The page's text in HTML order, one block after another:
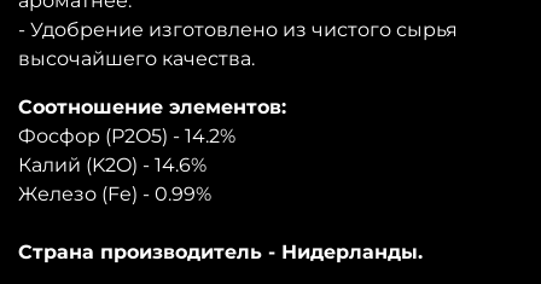
- Удобрение изготовлено из чистого сырья
высочайшего качества.
Соотношение элементов:
Фосфор (P2O5) - 14.2%
Калий (K2O) - 14.6%
Железо (Fe) - 0.99%
Страна производитель - Нидерланды.